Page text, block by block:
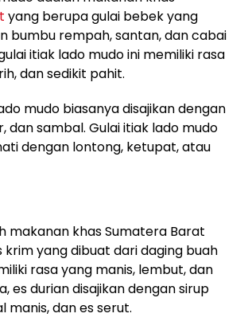
yang berupa gulai bebek yang
bumbu rempah, santan, dan cabai
itiak lado mudo ini memiliki rasa
dan sedikit pahit.
mudo biasanya disajikan dengan
dan sambal. Gulai itiak lado mudo
dengan lontong, ketupat, atau
makanan khas Sumatera Barat
krim yang dibuat dari daging buah
rasa yang manis, lembut, dan
es durian disajikan dengan sirup
manis, dan es serut.